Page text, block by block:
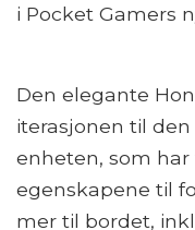
i Pocket Gamers
Den elegante
iterasjonen til
enheten, som
egenskapene til
mer til bordet,